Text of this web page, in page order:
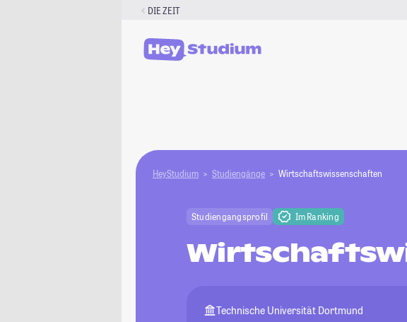
DIE ZEIT
HeyStudium Studiengänge Wirtschaftswissenschaften
Studiengangsprofil Im Ranking
Technische Universität Dortmund